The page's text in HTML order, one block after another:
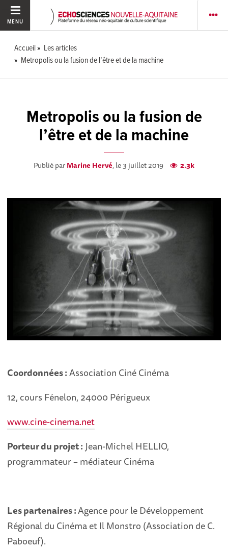
MENU
Accueil
Les articles
Metropolis ou la fusion de l’être et de la machine
Metropolis ou la fusion de
l’être et de la machine
Publié parMarine Hervé, le 3 juillet 2019 2.3k
Coordonnées :Association Ciné Cinéma
12, cours Fénelon, 24000 Périgueux
www.cine-cinema.net
Porteur du projet : Jean-Michel HELLIO,
programmateur – médiateur Cinéma
Les partenaires :Agence pour le Développement
Régional du Cinéma et Il Monstro (Association de C.
Paboeuf).